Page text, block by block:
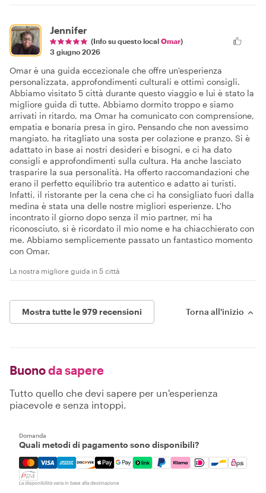
Jennifer
(Info su questo local Omar)
3 giugno 2026
Omar è una guida eccezionale che offre un'esperienza
personalizzata, approfondimenti culturali e ottimi consigli.
Abbiamo visitato 5 città durante questo viaggio e lui è stato la
migliore guida di tutte. Abbiamo dormito troppo e siamo
arrivati in ritardo, ma Omar ha comunicato con comprensione,
empatia e bonaria presa in giro. Pensando che non avessimo
mangiato, ha ritagliato una sosta per colazione e pranzo. Si è
adattato in base ai nostri desideri e bisogni, e ci ha dato
consigli e approfondimenti sulla cultura. Ha anche lasciato
trasparire la sua personalità. Ha offerto raccomandazioni che
erano il perfetto equilibrio tra autentico e adatto ai turisti.
Infatti, il ristorante per la cena che ci ha consigliato fuori dalla
medina è stata una delle nostre migliori esperienze. L'ho
incontrato il giorno dopo senza il mio partner, mi ha
riconosciuto, si è ricordato il mio nome e ha chiacchierato con
me. Abbiamo semplicemente passato un fantastico momento
con Omar.
La nostra migliore guida in 5 città
Mostra tutte le 979 recensioni Torna all'inizio
Buonoda sapere
Tutto quello che devi sapere per un'esperienza
piacevole e senza intoppi.
Domanda
Quali metodi di pagamento sono disponibili?
Mastercard, Visa, Amex, Discover, Apple Pay, Google
La disponibilità varia in base alla destinazione